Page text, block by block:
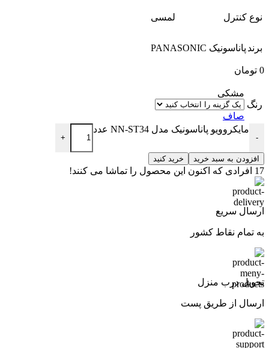
نوع کنترل لمسی
برند پاناسونیک PANASONIC
0 تومان
رنگ
مشکی
صاف
-
مایکروویو پاناسونیک مدل NN-ST34 عدد
+
افزودن به سبد خرید خرید کنید
17 افرادی که اکنون این محصول را تماشا می کنند!
ارسال سریع
به تمام نقاط کشور
تحویل درب منزل
ارسال از طریق پست